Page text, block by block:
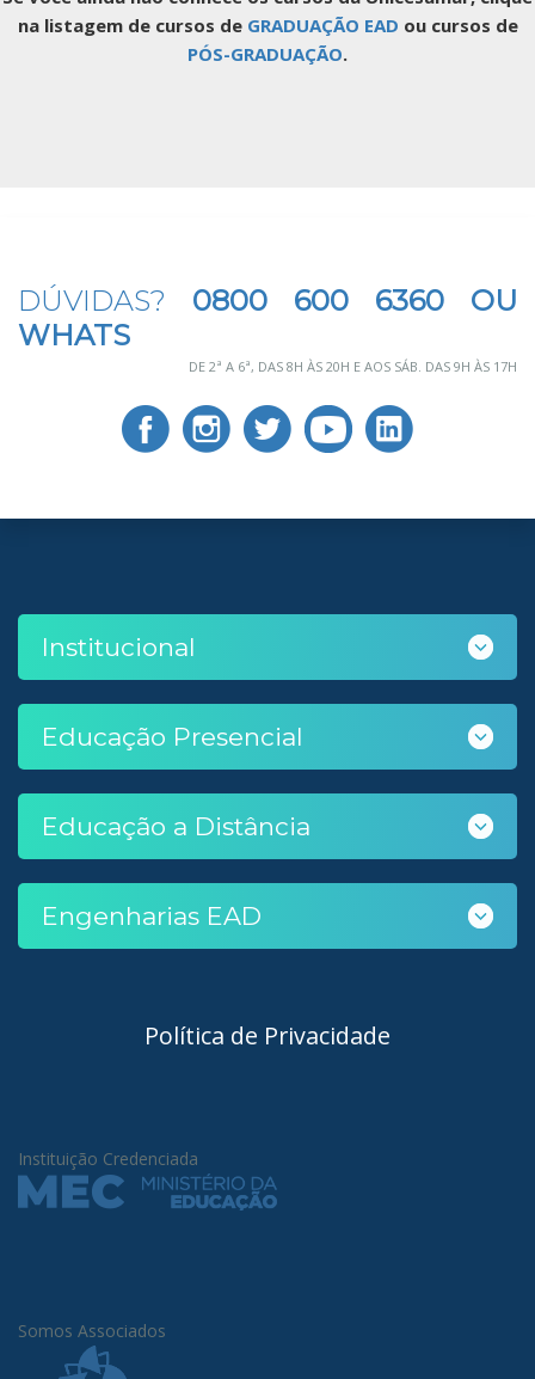
na listagem de cursos de GRADUAÇÃO EAD ou cursos de
PÓS-GRADUAÇÃO.
DÚVIDAS? 0800 600 6360 OU
WHATS
DE 2ª A 6ª, DAS 8H ÀS 20H E AOS SÁB. DAS 9H ÀS 17H
Institucional
Educação Presencial
Educação a Distância
Engenharias EAD
Política de Privacidade
Instituição Credenciada
Somos Associados